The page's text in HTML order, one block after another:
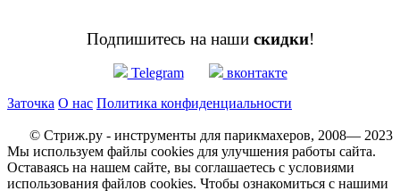
Подпишитесь на наши скидки!
Telegram
вконтакте
Заточка О нас Политика конфиденциальности
© Стриж.ру - инструменты для парикмахеров, 2008— 2023
Мы используем файлы cookies для улучшения работы сайта.
Оставаясь на нашем сайте, вы соглашаетесь с условиями
использования файлов cookies. Чтобы ознакомиться с нашими